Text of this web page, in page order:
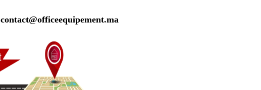
contact@officeequipement.ma